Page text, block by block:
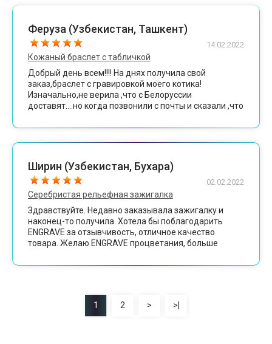
Феруза (Узбекистан, Ташкент)
14.02.2022
Кожаный браслет с табличкой
Добрый день всем!!!! На днях получила свой
заказ,браслет с гравировкой моего котика!
Изначально,не верила ,что с Белоруссии
доставят....но когда позвонили с почты и сказали ,что
и.....сказать просто спасибо это мало...говорю вам
Ширин (Узбекистан, Бухара)
02.02.2022
Серебристая рельефная зажигалка
Здравствуйте. Недавно заказывала зажигалку и
наконец-то получила. Хотела бы поблагодарить
ENGRAVE за отзывчивость, отличное качество
товара. Желаю ENGRAVE процветания, больше
1 2 > >|